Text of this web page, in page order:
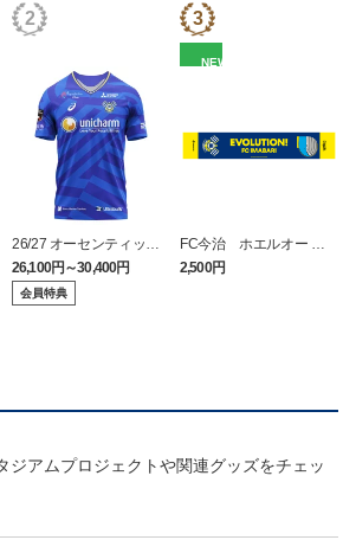
26/27 オーセンティック
ユニフォーム(FP1st)
26,100円～30,400円
会員特典
NEW
FC今治 ホエルオー タ
オルマフラー
2,500円
ジアムプロジェクトや関連グッズをチェッ